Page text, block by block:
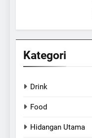
Kategori
Drink
Food
Hidangan Utama